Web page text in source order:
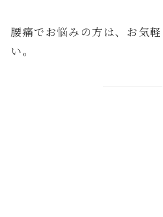
腰痛でお悩みの方は、お気
い。